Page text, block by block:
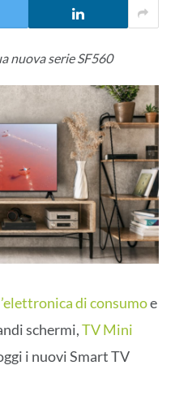
nuova serie SF560
di consumoe
schermi,TV Mini
i nuovi Smart TV